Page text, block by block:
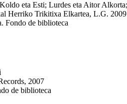
eta Esti; Lurdes eta Aitor
Herriko Trikitixa Elkartea, L.G. 2009
Fondo de biblioteca
2007
de biblioteca